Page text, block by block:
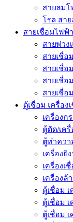
สายลมโ
โรล สา
สายเชื่อมไฟฟ้า
สายพ่วง
สายเชื่อ
สายเชื่อ
สายเชื่อ
สายเชื่อ
ตู้เชื่อม เครื่อง
เครื่องก
ตู้ตัด/เค
ตู้ทำควา
เครื่องยิ
เครื่องเ
เครื่องล้
ตู้เชื่อม เ
ตู้เชื่อม
ตู้เชื่อม เ